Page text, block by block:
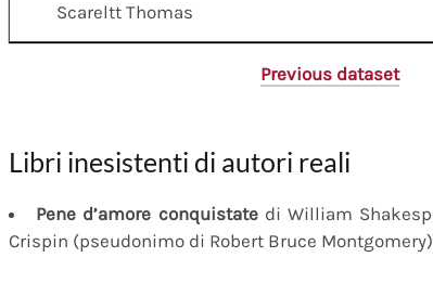
Scareltt Thomas
Previous dataset
Libri inesistenti di autori reali
Pene d’amore conquistatedi William
Crispin (pseudonimo di Robert Bruce Montgomery)